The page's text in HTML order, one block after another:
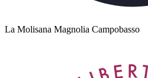
La Molisana Magnolia Campobasso